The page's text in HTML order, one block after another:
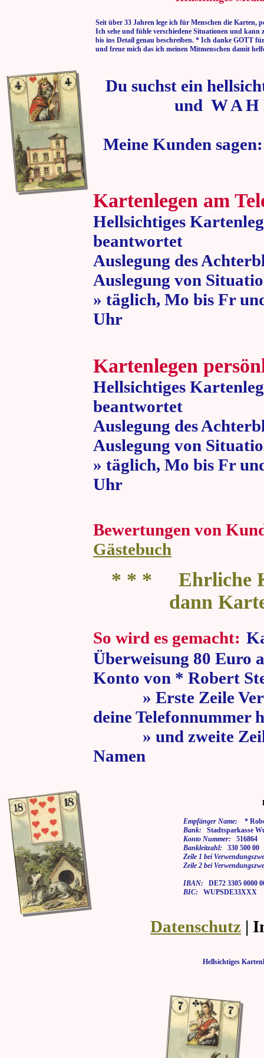
Seit über 33 Jahren lege ich für Menschen die Karten,
Ich sehe und fühle verschiedene Situationen und kann
bis ins Detail genau beschreiben. * Ich danke GOTT
und freue mich das ich meinen Mitmenschen damit
Du suchst ein
und W A H
Meine Kunden
Kartenlegen am
Hellsichtiges
beantwortet
Auslegung des
Auslegung von
» täglich, Mo bis Fr
Uhr » 80
Kartenlegen
Hellsichtiges
beantwortet
Auslegung des
Auslegung von
» täglich, Mo bis Fr
Uhr » 80
Bewertungen von
Gästebuch
* * * Ehrliche
dann
So wird es gemacht:
Überweisung 80 Euro
Konto von * Robert
» Erste Zeile
deine Telefonnummer
» und zweite Zeile
Namen
Empfänger Name: *
Bank: Stadtsparkasse
Konto Nummer: 516864
Bankleitzahl: 330 500 00
Zeile 1 bei
Zeile 2 bei
IBAN: DE72 3305 0000
BIC: WUPSDE33XXX
Datenschutz |
Hellsichtiges